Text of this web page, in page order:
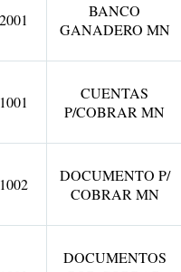
BANCO
GANADERO MN
CUENTAS
P/COBRAR MN
DOCUMENTO P/
COBRAR MN
DOCUMENTOS